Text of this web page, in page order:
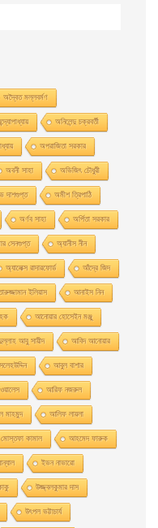
অদ্বৈত মল্লবর্মণ
অনিলেন্দু চক্রবর্তী
অপরাজিতা সরকার
অবনী সাহা অভিজিৎ চৌধুরী
দাশগুপ্ত অমীশ ত্রিপাঠি
অর্ণব সাহা অর্পিতা সরকার
সেনগুপ্ত অ্যানীস নীন
অ্যালেক্স রাদারফোর্ড আঁদ্রে জিদ
ইলিয়াস আনাইস নিন
আনোয়ার হোসেইন মঞ্জু
আবু সায়ীদ আবিদ আনোয়ার
আবুল বাশার
আরিফ নজরুল
মাহমুদ আলিফ লায়লা
কামাল আহমেদ ফারুক
ইভন নাভারাে
উজ্জ্বলকুমার দাস
উৎপল ভট্টাচার্য